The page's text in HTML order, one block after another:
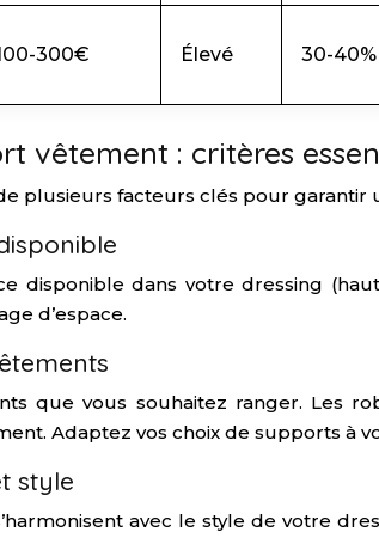
300€ Élevé 30-40%
vêtement : critères
plusieurs facteurs clés pour garantir
disponible dans votre dressing
d’espace.
que vous souhaitez ranger. Les
Adaptez vos choix de supports à
style
avec le style de votre